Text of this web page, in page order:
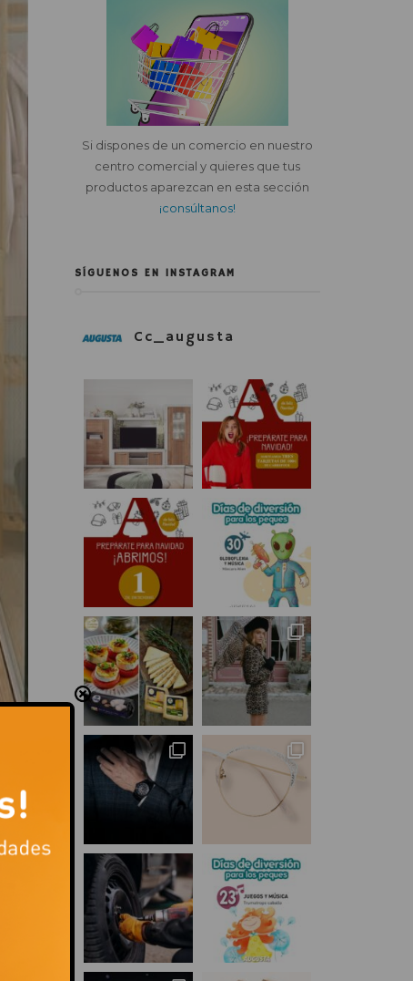
Si dispones de un comercio en nuestro
centro comercial y quieres que tus
productos aparezcan en esta sección
¡consúltanos!
SÍGUENOS EN INSTAGRAM
Cc_augusta